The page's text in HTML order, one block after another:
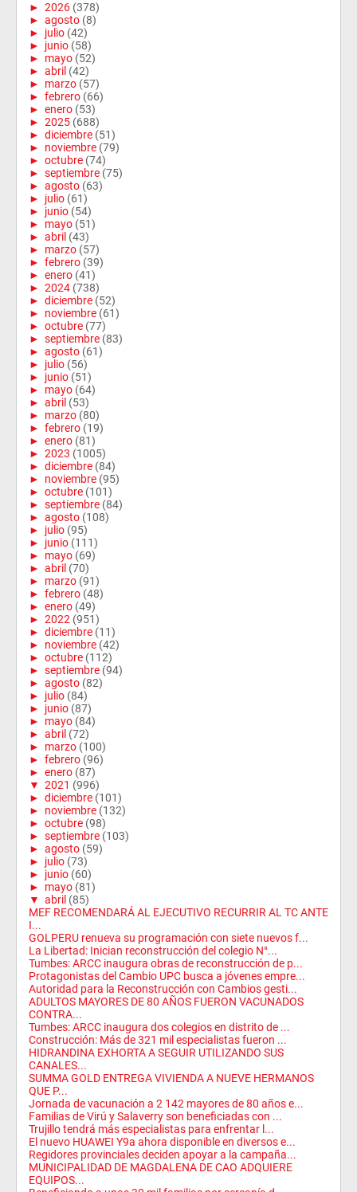
► 2026 (378)
► agosto (8)
► julio (42)
► junio (58)
► mayo (52)
► abril (42)
► marzo (57)
► febrero (66)
► enero (53)
► 2025 (688)
► diciembre (51)
► noviembre (79)
► octubre (74)
► septiembre (75)
► agosto (63)
► julio (61)
► junio (54)
► mayo (51)
► abril (43)
► marzo (57)
► febrero (39)
► enero (41)
► 2024 (738)
► diciembre (52)
► noviembre (61)
► octubre (77)
► septiembre (83)
► agosto (61)
► julio (56)
► junio (51)
► mayo (64)
► abril (53)
► marzo (80)
► febrero (19)
► enero (81)
► 2023 (1005)
► diciembre (84)
► noviembre (95)
► octubre (101)
► septiembre (84)
► agosto (108)
► julio (95)
► junio (111)
► mayo (69)
► abril (70)
► marzo (91)
► febrero (48)
► enero (49)
► 2022 (951)
► diciembre (11)
► noviembre (42)
► octubre (112)
► septiembre (94)
► agosto (82)
► julio (84)
► junio (87)
► mayo (84)
► abril (72)
► marzo (100)
► febrero (96)
► enero (87)
▼ 2021 (996)
► diciembre (101)
► noviembre (132)
► octubre (98)
► septiembre (103)
► agosto (59)
► julio (73)
► junio (60)
► mayo (81)
▼ abril (85)
MEF RECOMENDARÁ AL EJECUTIVO RECURRIR AL TC ANTE
I...
GOLPERU renueva su programación con siete nuevos f...
La Libertad: Inician reconstrucción del colegio N°...
Tumbes: ARCC inaugura obras de reconstrucción de p...
Protagonistas del Cambio UPC busca a jóvenes empre...
Autoridad para la Reconstrucción con Cambios gesti...
ADULTOS MAYORES DE 80 AÑOS FUERON VACUNADOS
CONTRA...
Tumbes: ARCC inaugura dos colegios en distrito de ...
Construcción: Más de 321 mil especialistas fueron ...
HIDRANDINA EXHORTA A SEGUIR UTILIZANDO SUS
CANALES...
SUMMA GOLD ENTREGA VIVIENDA A NUEVE HERMANOS
QUE P...
Jornada de vacunación a 2 142 mayores de 80 años e...
Familias de Virú y Salaverry son beneficiadas con ...
Trujillo tendrá más especialistas para enfrentar l...
El nuevo HUAWEI Y9a ahora disponible en diversos e...
Regidores provinciales deciden apoyar a la campaña...
MUNICIPALIDAD DE MAGDALENA DE CAO ADQUIERE
EQUIPOS...